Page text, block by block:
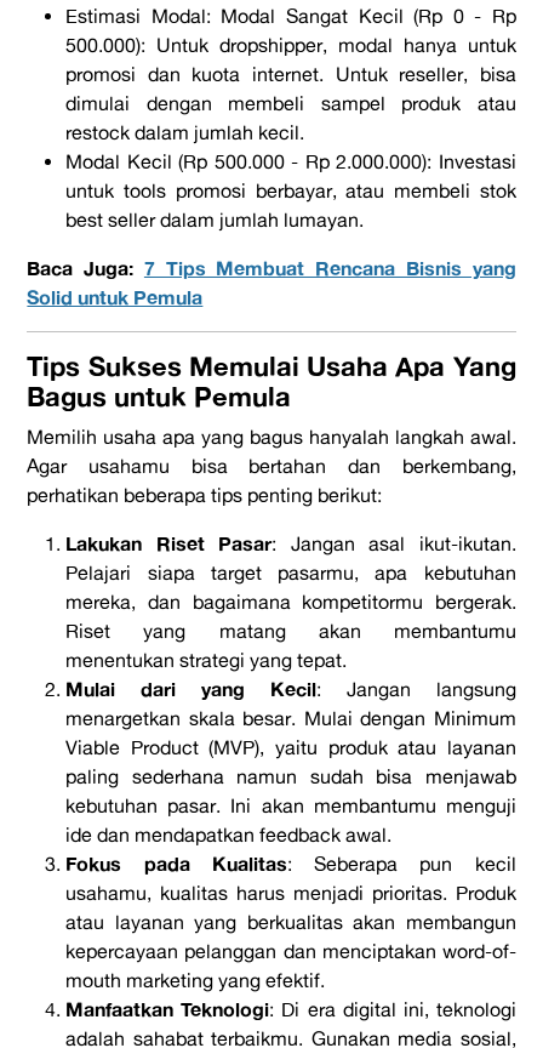
Estimasi Modal: Modal Sangat Kecil (Rp 0 - Rp
500.000): Untukdropshipper, modal hanya untuk
promosi dan kuota internet. Untuk reseller, bisa
dimulai dengan membeli sampel produk atau
restock dalam jumlah kecil.
Modal Kecil (Rp 500.000 - Rp 2.000.000): Investasi
untuktools promosi berbayar, atau membeli stok
best sellerdalam jumlah lumayan.
Baca Juga: 7 Tips Membuat Rencana Bisnis yang
Solid untuk Pemula
Tips Sukses Memulai Usaha Apa Yang
Bagus untuk Pemula
Memilih usaha apa yang bagushanyalah langkah awal.
Agar usahamu bisa bertahan dan berkembang,
perhatikan beberapa tips penting berikut:
Lakukan Riset Pasar: Jangan asal ikut-ikutan.
Pelajari siapa target pasarmu, apa kebutuhan
mereka, dan bagaimana kompetitormu bergerak.
Riset yang matang akan membantumu
menentukan strategi yang tepat.
Mulai dari yang Kecil: Jangan langsung
menargetkan skala besar. Mulai dengan Minimum
Viable Product(MVP), yaitu produk atau layanan
paling sederhana namun sudah bisa menjawab
kebutuhan pasar. Ini akan membantumu menguji
ide dan mendapatkanfeedback awal.
Fokus pada Kualitas: Seberapa pun kecil
usahamu, kualitas harus menjadi prioritas. Produk
atau layanan yang berkualitas akan membangun
kepercayaan pelanggan dan menciptakan word-of-
mouth marketing yang efektif.
Manfaatkan Teknologi: Di era digital ini, teknologi
adalah sahabat terbaikmu. Gunakan media sosial,